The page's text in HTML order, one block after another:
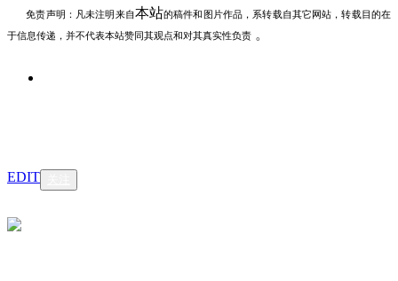
免责声明：凡未注明 来自本站的稿件和图片作品，系转载自其它网站，转载目的在
于信息传递，并不代表本站赞同其观点和对其真实性负责 。
EDIT